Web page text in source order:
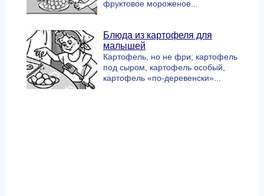
фруктовое мороженое...
Блюда из картофеля для
малышей
Картофель, но не фри; картофель
под сыром, картофель особый,
картофель «по-деревенски»...